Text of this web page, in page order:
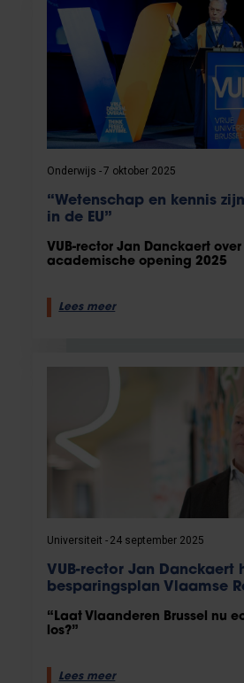
Onderwijs 7 oktober 2025
“Wetenschap en kennis
in de EU”
VUB-rector Jan Danckaert over
academische opening 2025
Lees meer
Universiteit 24 september 2025
VUB-rector Jan Danckaert
besparingsplan Vlaamse
“Laat Vlaanderen Brussel nu
los?”
Lees meer